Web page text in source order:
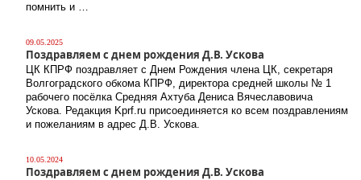
помнить и …
09.05.2025
Поздравляем с днем рождения Д.В. Ускова
ЦК КПРФ поздравляет с Днем Рождения члена ЦК, секретаря
Волгоградского обкома КПРФ, директора средней школы № 1
рабочего посёлка Средняя Ахтуба Дениса Вячеславовича
Ускова. Редакция Kprf.ru присоединяется ко всем поздравлениям
и пожеланиям в адрес Д.В. Ускова.
10.05.2024
Поздравляем с днем рождения Д.В. Ускова